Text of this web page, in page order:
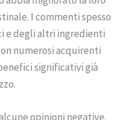
I commenti spesso
e degli altri ingredienti
numerosi acquirenti
significativi già
opinioni negative.